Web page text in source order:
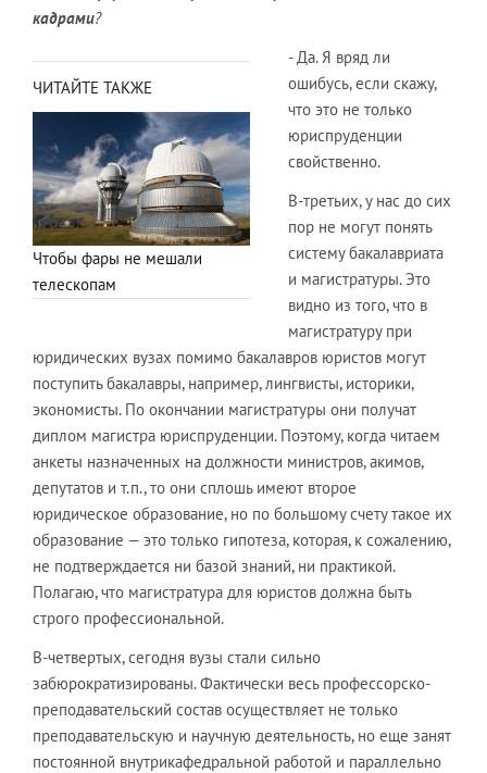
кадрами?
ЧИТАЙТЕ ТАКЖЕ
Чтобы фары не мешали
телескопам
- Да. Я вряд ли
ошибусь, если скажу,
что это не только
юриспруденции
свойственно.
В-третьих, у нас до сих
пор не могут понять
систему бакалавриата
и магистратуры. Это
видно из того, что в
магистратуру при
юридических вузах помимо бакалавров юристов могут
поступить бакалавры, например, лингвисты, историки,
экономисты. По окончании магистратуры они получат
диплом магистра юриспруденции. Поэтому, когда читаем
анкеты назначенных на должности министров, акимов,
депутатов и т.п., то они сплошь имеют второе
юридическое образование, но по большому счету такое их
образование — это только гипотеза, которая, к сожалению,
не подтверждается ни базой знаний, ни практикой.
Полагаю, что магистратура для юристов должна быть
строго профессиональной.
В-четвертых, сегодня вузы стали сильно
забюрократизированы. Фактически весь профессорско-
преподавательский состав осуществляет не только
преподавательскую и научную деятельность, но еще занят
постоянной внутрикафедральной работой и параллельно